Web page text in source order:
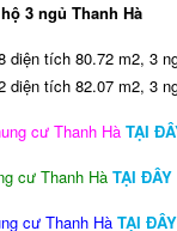
3 ngủ Thanh Hà
diện tích 80.72 m2, 3
diện tích 82.07 m2, 3
cư Thanh Hà TẠI
cư Thanh Hà TẠI ĐÂY
cư Thanh Hà TẠI ĐÂY